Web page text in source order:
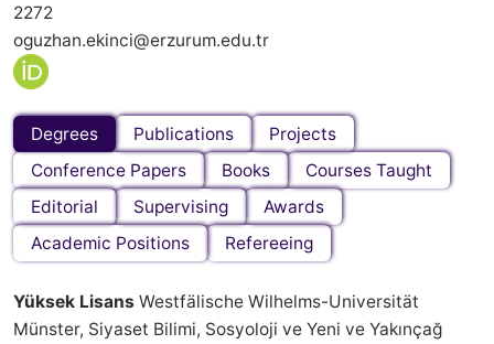
2272
oguzhan.ekinci@erzurum.edu.tr
Degrees Publications
Projects
Conference Papers
Books
Courses Taught
Editorial
Supervising
Awards
Academic Positions
Refereeing
Yüksek Lisans Westfälische Wilhelms-Universität
Münster, Siyaset Bilimi, Sosyoloji ve Yeni ve Yakınçağ